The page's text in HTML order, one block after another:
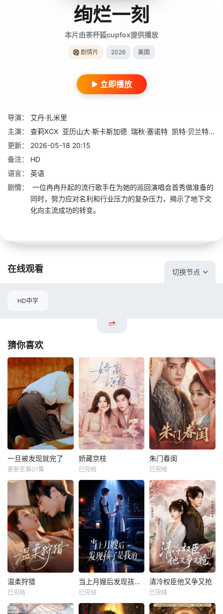
绚烂一刻
本片由茶杯狐cupfox提供播放
剧情片 2026 美国
立即播放
导演：
艾丹·扎米里
主演：
查莉XCX 亚历山大·斯卡斯加德 瑞秋·塞诺特 凯特·贝兰特 罗
更新：
2026-05-18 20:15
备注：
HD
语言：
英语
剧情：
一位冉冉升起的流行歌手在为她的巡回演唱会首秀做准备的
同时，努力应对名利和行业压力的复杂压力，揭示了地下文
化向主流成功的转变。
在线观看 切换节点
HD中字
猜你喜欢
一旦被发现就完了
更新至第01集
娇藏京枝
已完结
朱门春闺
已完结
温柔狩猎
已完结
当上月嫂后发现孩子是我的
已完结
清冷权臣他又争又抢
已完结